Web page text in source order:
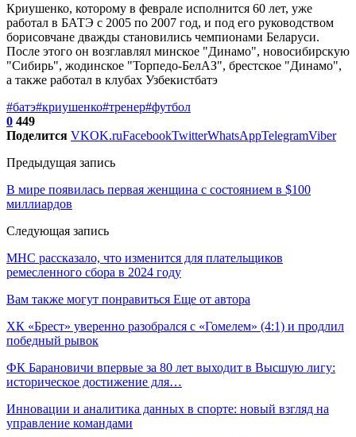
Криушенко, которому в феврале исполнится 60 лет, уже
работал в БАТЭ с 2005 по 2007 год, и под его руководством
борисовчане дважды становились чемпионами Беларуси.
После этого он возглавлял минское "Динамо", новосибирскую
"Сибирь", жодинское "Торпедо-БелАЗ", брестское "Динамо",
а также работал в клубах Узбекистбатэ
#батэ#криушенко#тренер#футбол
0 449
Поделится VKOK.ruFacebookTwitterWhatsAppTelegramViber
Предыдущая запись
В мире появилась первая женщина с состоянием в $100
миллиардов
Следующая запись
МНС рассказало, что изменится для плательщиков
ремесленного сбора в 2024 году
Вам также могут понравиться Еще от автора
ХК «Брест» уверенно разобрался с «Гомелем» (4:1) и продлил
победный рывок
ФК Барановичи впервые за 80 лет выходит в Высшую лигу:
историческое достижение для…
Инновации и аналитика данных в спорте: новый взгляд на
управление командами